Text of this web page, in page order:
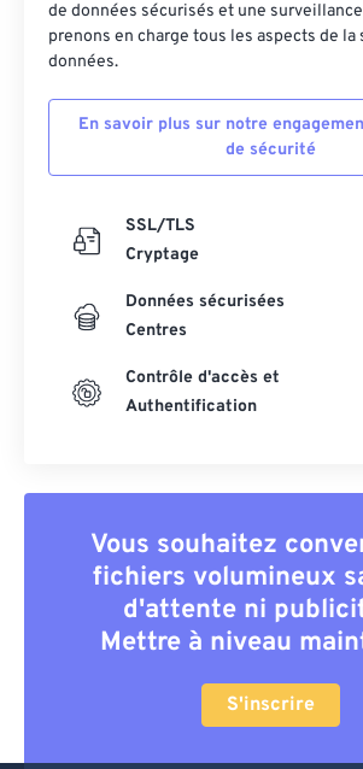
de données sécurisés et une
prenons en charge tous les aspects de la
données.
En savoir plus sur notre
de sécurité
SSL/TLS
Cryptage
Données sécurisées
Centres
Contrôle d'accès et
Authentification
Vous souhaitez
fichiers volumineux
d'attente ni
Mettre à niveau
S'inscrire